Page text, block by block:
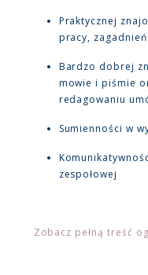
Praktycznej
pracy,
Bardzo dobrej
mowie i piśmie
redagowaniu
Sumienności w
zespołowej
Zobacz pełną treść